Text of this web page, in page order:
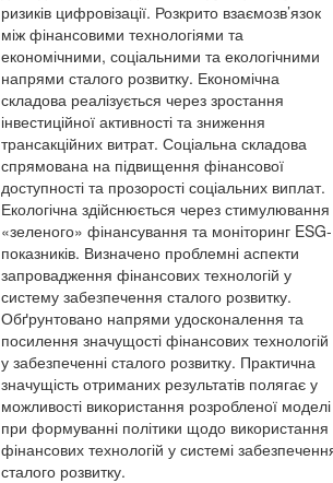
ризиків цифровізації. Розкрито взаємозв’язок
між фінансовими технологіями та
економічними, соціальними та екологічними
напрями сталого розвитку. Економічна
складова реалізується через зростання
інвестиційної активності та зниження
трансакційних витрат. Соціальна складова
спрямована на підвищення фінансової
доступності та прозорості соціальних виплат.
Екологічна здійснюється через стимулювання
«зеленого» фінансування та моніторинг ESG-
показників. Визначено проблемні аспекти
запровадження фінансових технологій у
систему забезпечення сталого розвитку.
Обґрунтовано напрями удосконалення та
посилення значущості фінансових технологій
у забезпеченні сталого розвитку. Практична
значущість отриманих результатів полягає у
можливості використання розробленої моделі
при формуванні політики щодо використання
фінансових технологій у системі
сталого розвитку.